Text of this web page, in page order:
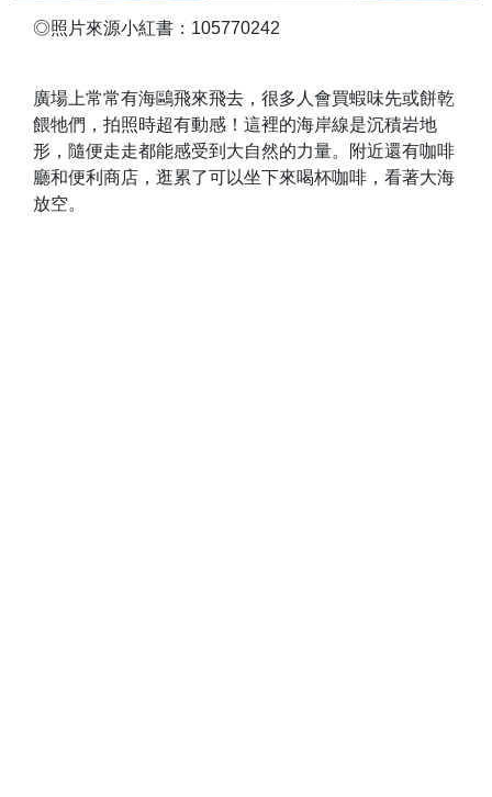
◎照片來源小紅書：105770242
廣場上常常有海鷗飛來飛去，很多人會買蝦味先或餅乾
餵牠們，拍照時超有動感！這裡的海岸線是沉積岩地
形，隨便走走都能感受到大自然的力量。附近還有咖啡
廳和便利商店，逛累了可以坐下來喝杯咖啡，看著大海
放空。